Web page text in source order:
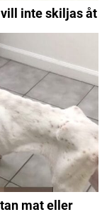
vill inte skiljas åt
mat eller